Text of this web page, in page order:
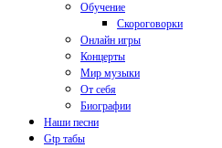
Обучение
Скороговорки
Онлайн игры
Концерты
Мир музыки
От себя
Биографии
Наши песни
Gtp табы